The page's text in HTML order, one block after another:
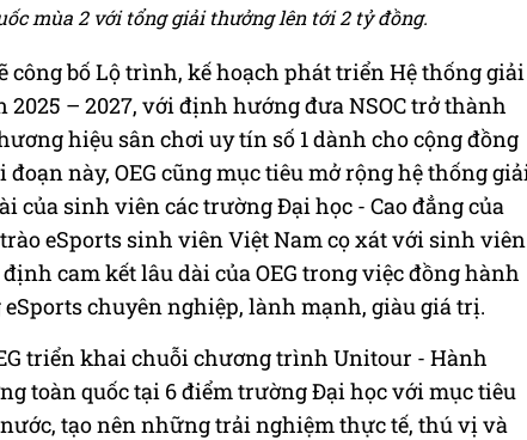
mùa 2 với tổng giải thưởng lên tới 2 tỷ đồng.
công bố Lộ trình, kế hoạch phát triển Hệ thống giải
– 2027, với định hướng đưa NSOC trở thành
hiệu sân chơi uy tín số 1 dành cho cộng đồng
này, OEG cũng mục tiêu mở rộng hệ thống
của sinh viên các trường Đại học - Cao đẳng của
eSports sinh viên Việt Nam cọ xát với sinh viên
cam kết lâu dài của OEG trong việc đồng hành
chuyên nghiệp, lành mạnh, giàu giá trị.
triển khai chuỗi chương trình Unitour - Hành
toàn quốc tại 6 điểm trường Đại học với mục tiêu
tạo nên những trải nghiệm thực tế, thú vị và